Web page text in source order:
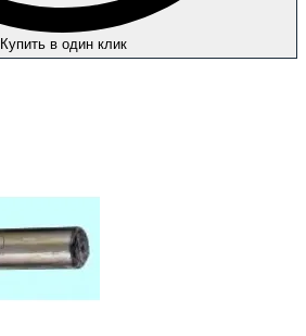
Купить в один клик